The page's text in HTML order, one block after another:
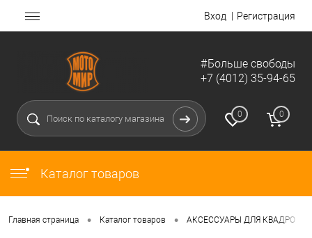
Вход Регистрация
#Больше свободы
+7 (4012) 35-94-65
0 0
Каталог товаров
Главная страница • Каталог товаров • АКСЕССУАРЫ ДЛЯ КВАДРО